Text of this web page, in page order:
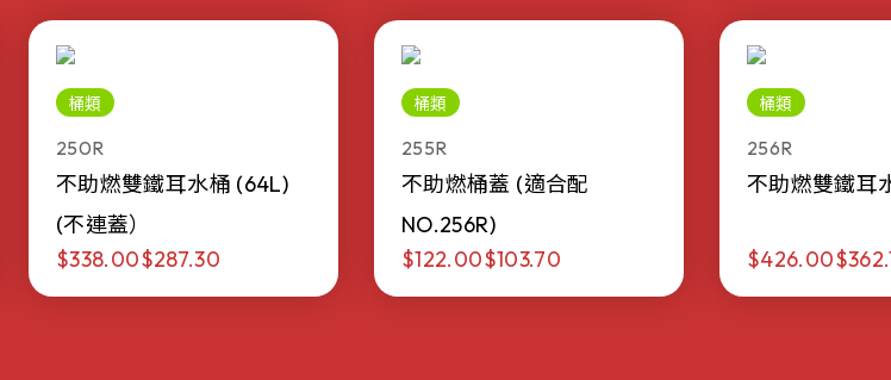
桶類
250R
不助燃雙鐵耳水桶 (64L)
(不連蓋）
$338.00$287.30
桶類
255R
不助燃桶蓋 (適合配
NO.256R)
$122.00$103.70
桶類
256R
不助燃雙鐵耳
$426.00